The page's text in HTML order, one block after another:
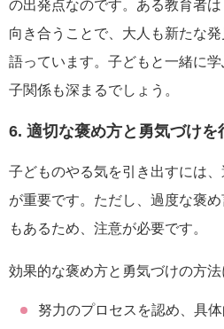
の出発点なのです。ある教育者
向き合うことで、大人も新たな
語っています。子どもと一緒に
子関係も深まるでしょう。
6. 適切な褒め方と勇気づけを
子どものやる気を引き出すには
が重要です。ただし、過度な褒
もあるため、注意が必要です。
効果的な褒め方と勇気づけの方法
努力のプロセスを認め、具